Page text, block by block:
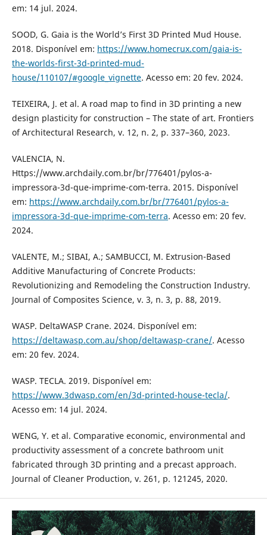
em: 14 jul. 2024.
SOOD, G. Gaia is the World’s First 3D Printed Mud House.
2018. Disponível em: https://www.homecrux.com/gaia-is-
the-worlds-first-3d-printed-mud-
house/110107/#google_vignette. Acesso em: 20 fev. 2024.
TEIXEIRA, J. et al. A road map to find in 3D printing a new
design plasticity for construction – The state of art. Frontiers
of Architectural Research, v. 12, n. 2, p. 337–360, 2023.
VALENCIA, N.
Https://www.archdaily.com.br/br/776401/pylos-a-
impressora-3d-que-imprime-com-terra. 2015. Disponível
em: https://www.archdaily.com.br/br/776401/pylos-a-
impressora-3d-que-imprime-com-terra. Acesso em: 20 fev.
2024.
VALENTE, M.; SIBAI, A.; SAMBUCCI, M. Extrusion-Based
Additive Manufacturing of Concrete Products:
Revolutionizing and Remodeling the Construction Industry.
Journal of Composites Science, v. 3, n. 3, p. 88, 2019.
WASP. DeltaWASP Crane. 2024. Disponível em:
https://deltawasp.com.au/shop/deltawasp-crane/. Acesso
em: 20 fev. 2024.
WASP. TECLA. 2019. Disponível em:
https://www.3dwasp.com/en/3d-printed-house-tecla/.
Acesso em: 14 jul. 2024.
WENG, Y. et al. Comparative economic, environmental and
productivity assessment of a concrete bathroom unit
fabricated through 3D printing and a precast approach.
Journal of Cleaner Production, v. 261, p. 121245, 2020.